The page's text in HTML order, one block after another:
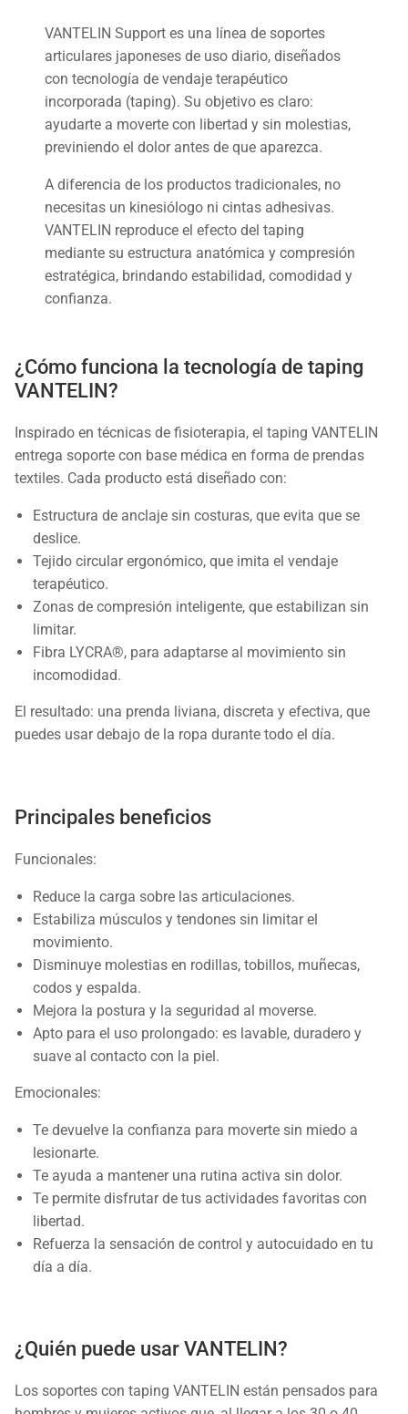
VANTELIN Support es una línea de soportes
articulares japoneses de uso diario, diseñados
con tecnología de vendaje terapéutico
incorporada (taping). Su objetivo es claro:
ayudarte a moverte con libertad y sin molestias,
previniendo el dolor antes de que aparezca.
A diferencia de los productos tradicionales, no
necesitas un kinesiólogo ni cintas adhesivas.
VANTELIN reproduce el efecto del taping
mediante su estructura anatómica y compresión
estratégica, brindando estabilidad, comodidad y
confianza.
¿Cómo funciona la tecnología de taping
VANTELIN?
Inspirado en técnicas de fisioterapia, el taping VANTELIN
entrega soporte con base médica en forma de prendas
textiles. Cada producto está diseñado con:
Estructura de anclaje sin costuras, que evita que se
deslice.
Tejido circular ergonómico, que imita el vendaje
terapéutico.
Zonas de compresión inteligente, que estabilizan sin
limitar.
Fibra LYCRA®, para adaptarse al movimiento sin
incomodidad.
El resultado: una prenda liviana, discreta y efectiva, que
puedes usar debajo de la ropa durante todo el día.
Principales beneficios
Funcionales:
Reduce la carga sobre las articulaciones.
Estabiliza músculos y tendones sin limitar el
movimiento.
Disminuye molestias en rodillas, tobillos, muñecas,
codos y espalda.
Mejora la postura y la seguridad al moverse.
Apto para el uso prolongado: es lavable, duradero y
suave al contacto con la piel.
Emocionales:
Te devuelve la confianza para moverte sin miedo a
lesionarte.
Te ayuda a mantener una rutina activa sin dolor.
Te permite disfrutar de tus actividades favoritas con
libertad.
Refuerza la sensación de control y autocuidado en tu
día a día.
¿Quién puede usar VANTELIN?
Los soportes con taping VANTELIN están pensados para